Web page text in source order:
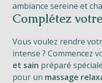
ambiance sereine et
Complétez
Vous voulez rendre
intense ? Commencez
et sain préparé
pour un massage